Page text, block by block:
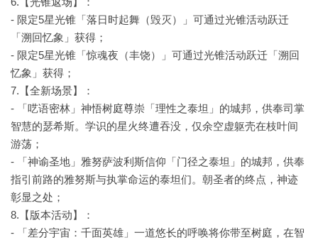
- 限定5星光锥「落日时起舞（毁灭）」可通过光锥活动跃迁
「溯回忆象」获得；
- 限定5星光锥「惊魂夜（丰饶）」可通过光锥活动跃迁「溯回
忆象」获得；
7.【全新场景】：
- 「呓语密林」神悟树庭尊崇「理性之泰坦」的城邦，供奉司掌
智慧的瑟希斯。学识的星火终遭吞没，仅余空虚躯壳在枝叶间
游荡；
- 「神谕圣地」雅努萨波利斯信仰「门径之泰坦」的城邦，供奉
指引前路的雅努斯与执掌命运的泰坦们。朝圣者的终点，神迹
彰显之处；
8.【版本活动】：
- 「差分宇宙：千面英雄」一道悠长的呼唤将你带至树庭，在智